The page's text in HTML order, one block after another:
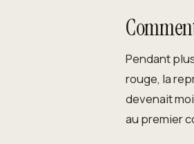
Pendant
rouge, la
devenait
au premier